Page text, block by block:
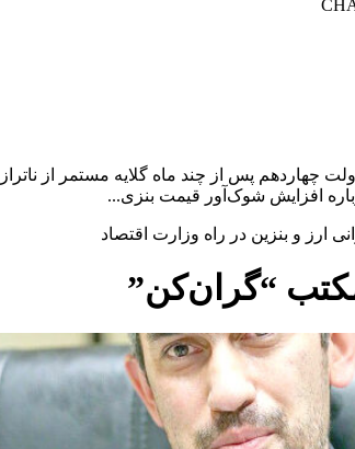
چهاردهم پس از چند ماه گلایه مستمر از
افزایش شوک‌آور قیمت بنزی...
ارز و بنزین در راه وزارت اقتصاد
“گران‌کن”